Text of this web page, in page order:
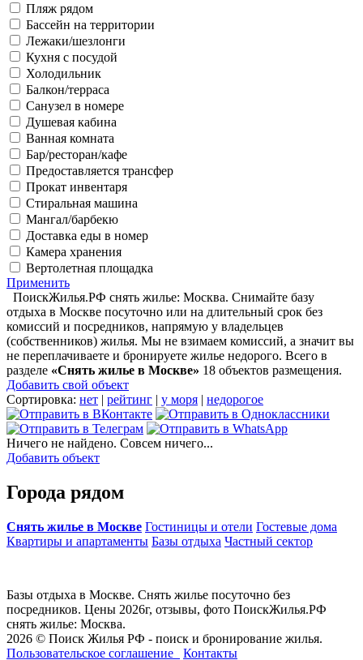
Пляж рядом
Бассейн на территории
Лежаки/шезлонги
Кухня с посудой
Холодильник
Балкон/терраса
Санузел в номере
Душевая кабина
Ванная комната
Бар/ресторан/кафе
Предоставляется трансфер
Прокат инвентаря
Стиральная машина
Мангал/барбекю
Доставка еды в номер
Камера хранения
Вертолетная площадка
Применить
ПоискЖилья.РФ снять жилье: Москва. Снимайте базу
отдыха в Москве посуточно или на длительный срок без
комиссий и посредников, напрямую у владельцев
(собственников) жилья. Мы не взимаем комиссий, а значит вы
не переплачиваете и бронируете жилье недорого. Всего в
разделе «Снять жилье в Москве» 18 объектов размещения.
Добавить свой объект
Сортировка: нет | рейтинг | у моря | недорогое
Ничего не найдено. Совсем ничего...
Добавить объект
Города рядом
Снять жилье в Москве Гостиницы и отели Гостевые дома
Квартиры и апартаменты Базы отдыха Частный сектор
Базы отдыха в Москве. Снять жилье посуточно без
посредников. Цены 2026г, отзывы, фото ПоискЖилья.РФ
снять жилье: Москва.
2026 © Поиск Жилья РФ - поиск и бронирование жилья.
Пользовательское соглашение
Контакты